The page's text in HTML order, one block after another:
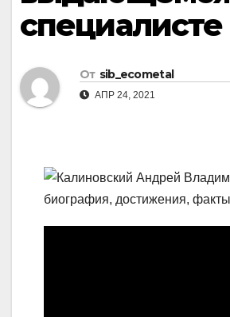
специалисте
От sib_ecometal
АПР 24, 2021